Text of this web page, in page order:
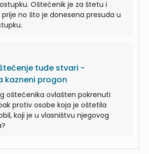
Oštećenik je za štetu i
no što je donesena presuda u
tuđe stvari -
kazneni progon
oštećenika ovlašten pokrenuti
protiv osobe koja je oštetila
koji je u vlasništvu njegovog